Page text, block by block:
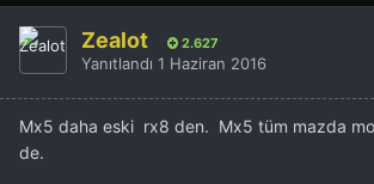
Zealot 2.627
Yanıtlandı 1 Haziran 2016
Mx5 daha eski rx8 den. Mx5 tüm mazda
de.